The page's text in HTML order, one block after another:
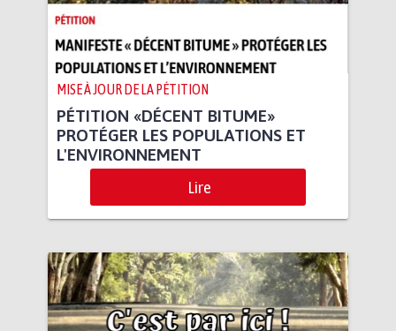
MISE À JOUR DE LA PÉTITION
PÉTITION «DÉCENT BITUME»
PROTÉGER LES POPULATIONS ET
L'ENVIRONNEMENT
Lire